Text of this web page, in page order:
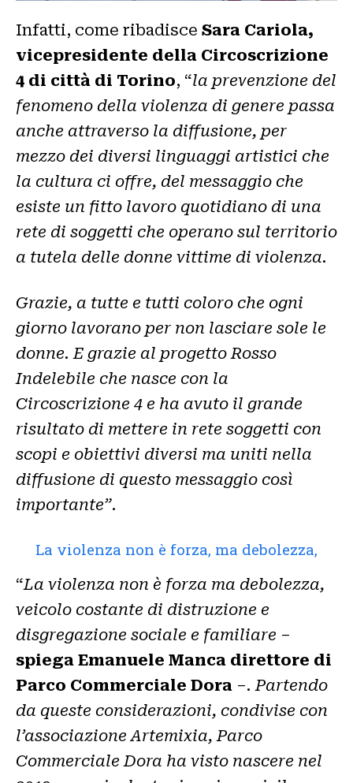
Infatti, come ribadisce Sara Cariola,
vicepresidente della Circoscrizione
4 di città di Torino, “la prevenzione del
fenomeno della violenza di genere passa
anche attraverso la diffusione, per
mezzo dei diversi linguaggi artistici che
la cultura ci offre, del messaggio che
esiste un fitto lavoro quotidiano di una
rete di soggetti che operano sul territorio
a tutela delle donne vittime di violenza.
Grazie, a tutte e tutti coloro che ogni
giorno lavorano per non lasciare sole le
donne. E grazie al progetto Rosso
Indelebile che nasce con la
Circoscrizione 4 e ha avuto il grande
risultato di mettere in rete soggetti con
scopi e obiettivi diversi ma uniti nella
diffusione di questo messaggio così
importante”.
La violenza non è forza, ma debolezza,
“La violenza non è forza ma debolezza,
veicolo costante di distruzione e
disgregazione sociale e familiare –
spiega Emanuele Manca direttore di
Parco Commerciale Dora –. Partendo
da queste considerazioni, condivise con
l’associazione Artemixia, Parco
Commerciale Dora ha visto nascere nel